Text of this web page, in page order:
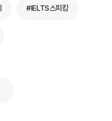
#IELTS스피킹